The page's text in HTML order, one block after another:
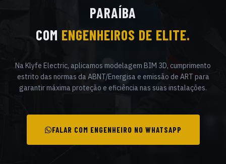
PARAÍBA
COM ENGENHEIROS DE ELITE.
Na Klyfe Electric, aplicamos modelagem BIM 3D, cumprimento
estrito das normas da ABNT/Energisa e emissão de ART para
garantir máxima proteção e eficiência nas suas instalações.
FALAR COM ENGENHEIRO NO WHATSAPP